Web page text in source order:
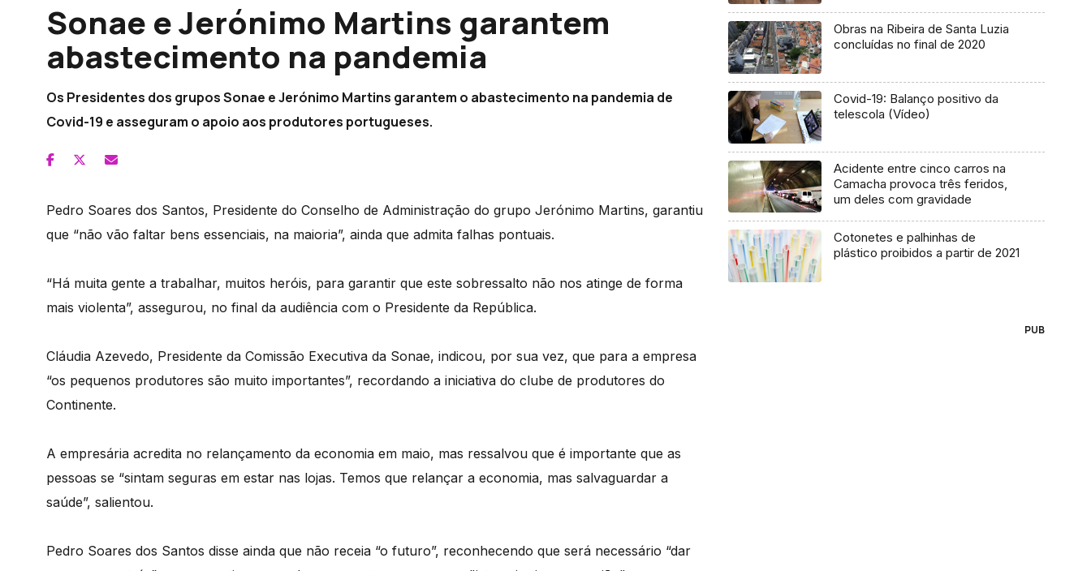
Sonae e Jerónimo Martins garantem
abastecimento na pandemia
Os Presidentes dos grupos Sonae e Jerónimo Martins garantem o abastecimento na pandemia de
Covid-19 e asseguram o apoio aos produtores portugueses.
Pedro Soares dos Santos, Presidente do Conselho de Administração do grupo Jerónimo Martins, garantiu
que “não vão faltar bens essenciais, na maioria”, ainda que admita falhas pontuais.
“Há muita gente a trabalhar, muitos heróis, para garantir que este sobressalto não nos atinge de forma
mais violenta”, assegurou, no final da audiência com o Presidente da República.
Cláudia Azevedo, Presidente da Comissão Executiva da Sonae, indicou, por sua vez, que para a empresa
“os pequenos produtores são muito importantes”, recordando a iniciativa do clube de produtores do
Continente.
A empresária acredita no relançamento da economia em maio, mas ressalvou que é importante que as
pessoas se “sintam seguras em estar nas lojas. Temos que relançar a economia, mas salvaguardar a
saúde”, salientou.
Pedro Soares dos Santos disse ainda que não receia “o futuro”, reconhecendo que será necessário “dar
Obras na Ribeira de Santa Luzia
concluídas no final de 2020
Covid-19: Balanço positivo da
telescola (Vídeo)
Acidente entre cinco carros na
Camacha provoca três feridos,
um deles com gravidade
Cotonetes e palhinhas de
plástico proibidos a partir de 2021
PUB